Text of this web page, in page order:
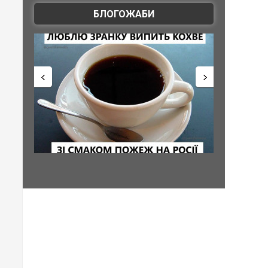
БЛОГОЖАБИ